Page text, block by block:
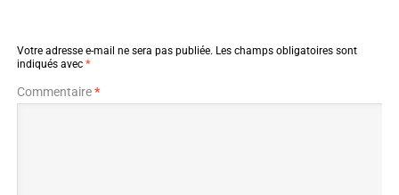
Votre adresse e-mail ne sera pas publiée. Les champs obligatoires sont
indiqués avec *
Commentaire*